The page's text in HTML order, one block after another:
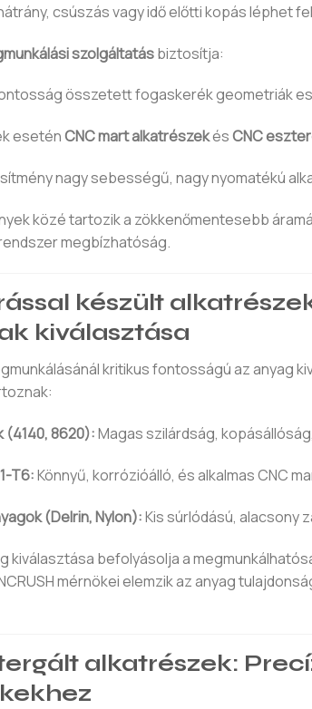
csúszás vagy idő előtti kopás léphet
szolgáltatásbiztosítja:
összetett fogaskerék geometriák
eseténCNC mart alkatrészekésCNC
nagy sebességű, nagy nyomatékú
közé tartozik a zökkenőmentesebb
megbízhatóság.
készült
kiválasztása
kritikus fontosságú az anyag
8620):Magas szilárdság,
T6:Könnyű, korrózióálló, és alkalmas CNC
(Delrin, Nylon):Kis súrlódású, alacsony
kiválasztása befolyásolja a
mérnökei elemzik az anyag
alkatrészek: